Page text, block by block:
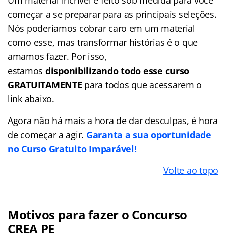
começar a se preparar para as principais seleções.
Nós poderíamos cobrar caro em um material
como esse, mas transformar histórias é o que
amamos fazer. Por isso,
estamos disponibilizando todo esse curso
GRATUITAMENTE para todos que acessarem o
link abaixo.
Agora não há mais a hora de dar desculpas, é hora
de começar a agir. Garanta a sua oportunidade
no Curso Gratuito Imparável!
Volte ao topo
Motivos para fazer o Concurso
CREA PE